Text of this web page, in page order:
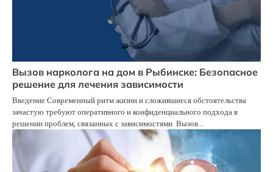
Вызов нарколога на дом в Рыбинске: Безопасное
решение для лечения зависимости
Введение Современный ритм жизни и сложившиеся обстоятельства
зачастую требуют оперативного и конфиденциального подхода в
решении проблем, связанных с зависимостями. Вызов…